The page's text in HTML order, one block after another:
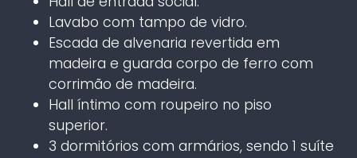
Lavabo com tampo de vidro.
Escada de alvenaria revertida em
madeira e guarda corpo de ferro com
corrimão de madeira.
Hall íntimo com roupeiro no piso
superior.
3 dormitórios com armários, sendo 1 suíte